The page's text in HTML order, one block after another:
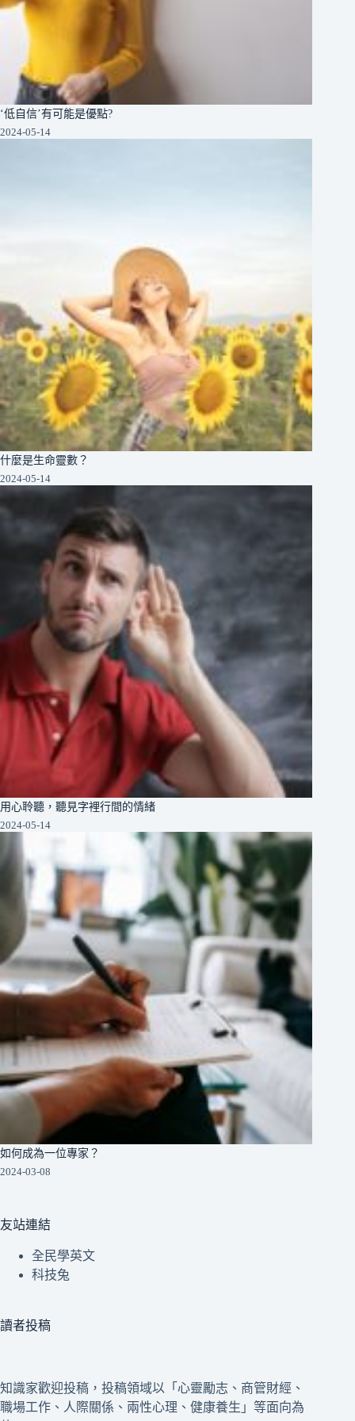
‘低自信’有可能是優點?
2024-05-14
什麼是生命靈數？
2024-05-14
用心聆聽，聽見字裡行間的情緒
2024-05-14
如何成為一位專家？
2024-03-08
友站連結
全民學英文
科技兔
讀者投稿
知識家歡迎投稿，投稿領域以「心靈勵志、商管財經、
職場工作、人際關係、兩性心理、健康養生」等面向為